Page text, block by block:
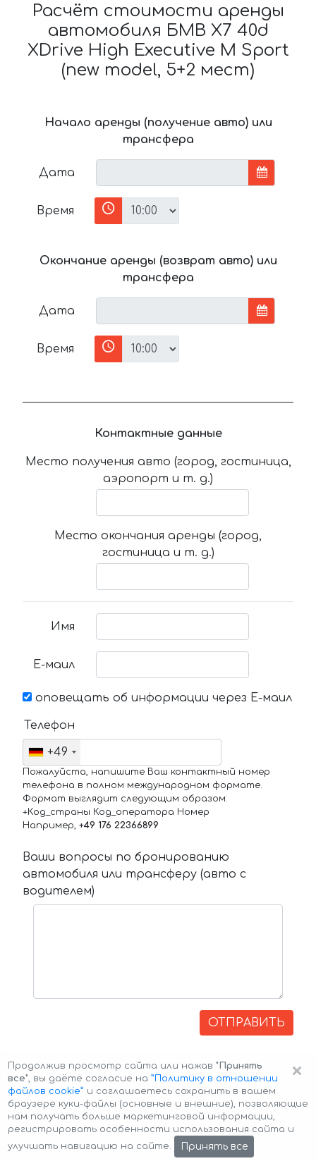
Расчёт стоимости аренды
автомобиля БМВ X7 40d
XDrive High Executive M Sport
(new model, 5+2 мест)
Начало аренды (получение авто) или
трансфера
Дата
Время
Окончание аренды (возврат авто) или
трансфера
Дата
Время
Контактные данные
Место получения авто (город, гостиница,
аэропорт и т. д.)
Место окончания аренды (город,
гостиница и т. д.)
Имя
Е-маил
оповещать об информации через Е-маил
Телефон
+49
Пожалуйста, напишите Ваш контактный номер
телефона в полном международном формате.
Формат выглядит следующим образом:
+Код_страны Код_оператора Номер
Например, +49 176 22366899
Ваши вопросы по бронированию
автомобиля или трансферу (авто с
водителем)
ОТПРАВИТЬ
Авторские права © 2026 Авто-Аренда Cookie Policy
×
Продолжив просмотр сайта или нажав "Принять
все", вы даёте согласие на ”Политику в отношении
файлов cookie” и соглашаетесь сохранить в вашем
браузере куки-файлы (основные и внешние), позволяющие
нам получать больше маркетинговой информации,
регистрировать особенности использования сайта и
улучшать навигацию на сайте.
Принять все